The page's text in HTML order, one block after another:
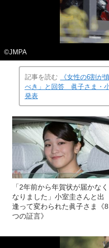
©JMPA
記事を読む
《女性の6割が
べき」と回答 眞子さま・
発表
「2年前から年賀状が届かなく
なりました」小室圭さんと出
逢って変わられた眞子さま《8
つの証言》